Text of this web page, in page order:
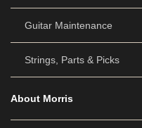
Guitar Maintenance
Strings, Parts & Picks
About Morris